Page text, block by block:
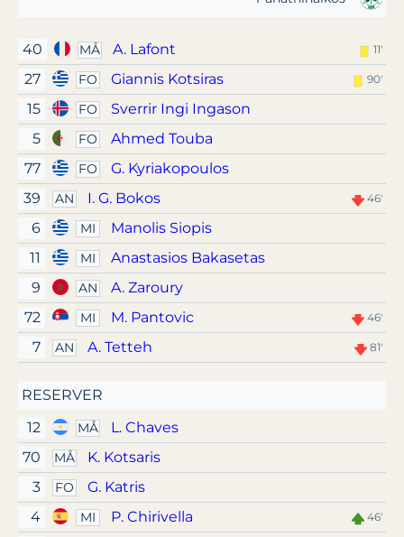
40 MÅ A. Lafont 11'
27 FO Giannis Kotsiras 90'
15 FO
Sverrir Ingi Ingason
5
FO
Ahmed Touba
77
FO
G. Kyriakopoulos
39
AN I. G. Bokos 46'
6 MI
Manolis Siopis
11
MI
Anastasios Bakasetas
9
AN
A. Zaroury
72
MI M. Pantovic 46'
7 AN A. Tetteh 81'
RESERVER
12
MÅ
L. Chaves
70
MÅ
K. Kotsaris
3
FO
G. Katris
4
MI P. Chirivella 46'